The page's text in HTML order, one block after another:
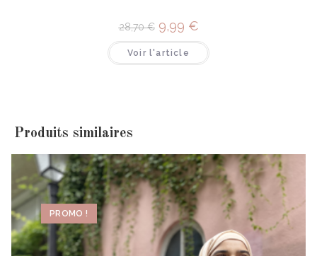
28,70€ 9,99 €
Voir l'article
Produits similaires
PROMO !